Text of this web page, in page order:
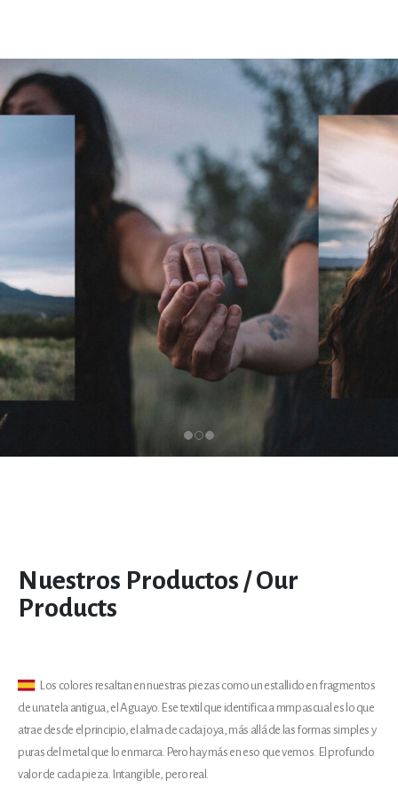
Nuestros Productos / Our
Products
Los colores resaltan en nuestras piezas como un estallido en fragmentos
de una tela antigua, el Aguayo. Ese textil que identifica a mmpascual es lo que
atrae desde el principio, el alma de cada joya, más allá de las formas simples y
puras del metal que lo enmarca. Pero hay más en eso que vemos. El profundo
valor de cada pieza. Intangible, pero real.